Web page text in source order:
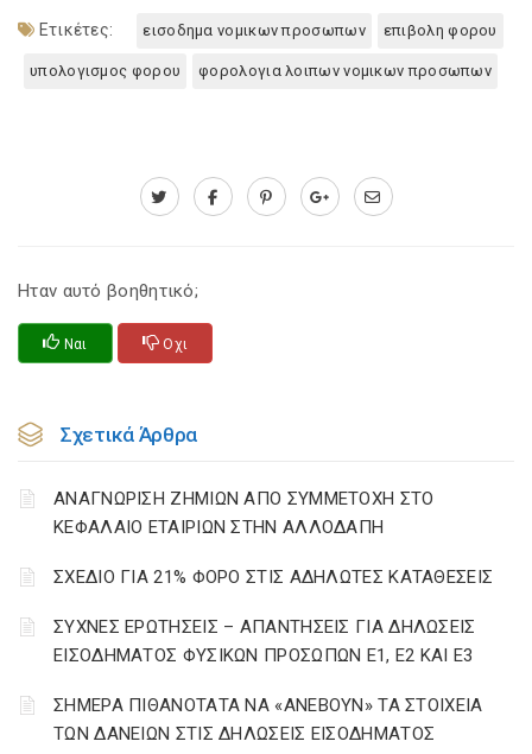
Ετικέτες: εισοδημα νομικων προσωπων επιβολη φορου
υπολογισμος φορου φορολογια λοιπων νομικων προσωπων
Ηταν αυτό βοηθητικό;
Ναι Οχι
Σχετικά Άρθρα
ΑΝΑΓΝΩΡΙΣΗ ΖΗΜΙΩΝ ΑΠΟ ΣΥΜΜΕΤΟΧΗ ΣΤΟ
ΚΕΦΑΛΑΙΟ ΕΤΑΙΡΙΩΝ ΣΤΗΝ ΑΛΛΟΔΑΠΗ
ΣΧΕΔΙΟ ΓΙΑ 21% ΦΟΡΟ ΣΤΙΣ ΑΔΗΛΩΤΕΣ ΚΑΤΑΘΕΣΕΙΣ
ΣΥΧΝΕΣ ΕΡΩΤΗΣΕΙΣ – ΑΠΑΝΤΗΣΕΙΣ ΓΙΑ ΔΗΛΩΣΕΙΣ
ΕΙΣΟΔΗΜΑΤΟΣ ΦΥΣΙΚΩΝ ΠΡΟΣΩΠΩΝ Ε1, Ε2 ΚΑΙ Ε3
ΣΗΜΕΡΑ ΠΙΘΑΝΟΤΑΤΑ ΝΑ «ΑΝΕΒΟΥΝ» ΤΑ ΣΤΟΙΧΕΙΑ
ΤΩΝ ΔΑΝΕΙΩΝ ΣΤΙΣ ΔΗΛΩΣΕΙΣ ΕΙΣΟΔΗΜΑΤΟΣ